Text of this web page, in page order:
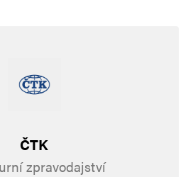
ČTK
zpravodajství